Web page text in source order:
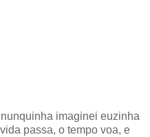
imaginei euzinha
passa, o tempo voa, e